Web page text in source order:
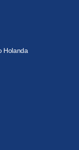
Holanda